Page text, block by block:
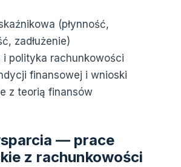
(płynność,
zadłużenie)
i polityka rachunkowości
finansowej i wnioski
z teorią finansów
— prace
z rachunkowości